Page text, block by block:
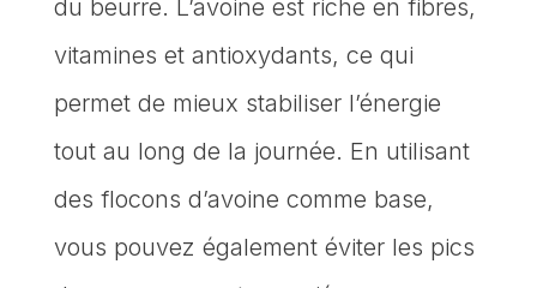
du beurre. L’avoine est riche en fibres,
vitamines et antioxydants, ce qui
permet de mieux stabiliser l’énergie
tout au long de la journée. En utilisant
des flocons d’avoine comme base,
vous pouvez également éviter les pics